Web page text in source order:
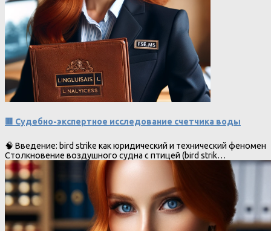
🟥 Судебно-экспертное исследование счетчика воды
🧠 Введение: bird strike как юридический и технический феномен
Столкновение воздушного судна с птицей (bird strik…